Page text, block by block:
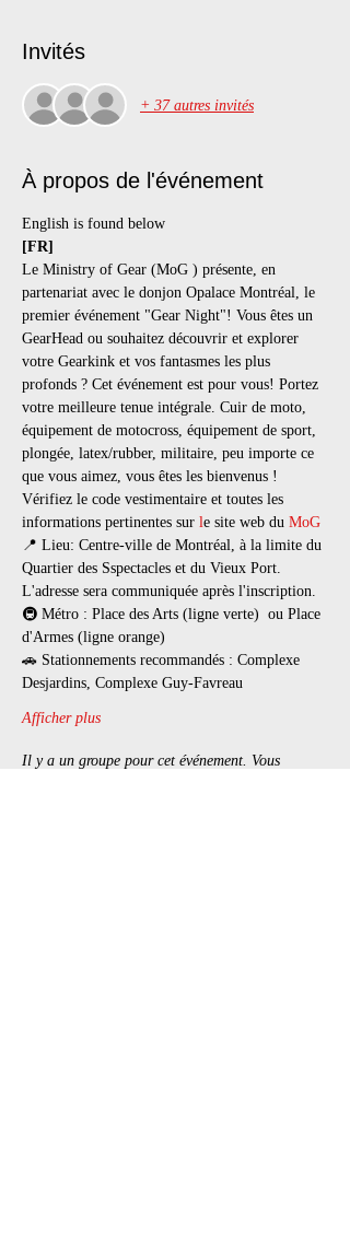
Invités
+ 37 autres invités
À propos de l'événement
English is found below
[FR]
Le Ministry of Gear (MoG ) présente, en
partenariat avec le donjon Opalace Montréal, le
premier événement "Gear Night"! Vous êtes un
GearHead ou souhaitez découvrir et explorer
votre Gearkink et vos fantasmes les plus
profonds ? Cet événement est pour vous! Portez
votre meilleure tenue intégrale. Cuir de moto,
équipement de motocross, équipement de sport,
plongée, latex/rubber, militaire, peu importe ce
que vous aimez, vous êtes les bienvenus !
Vérifiez le code vestimentaire et toutes les
informations pertinentes sur le site web du MoG
📍 Lieu: Centre-ville de Montréal, à la limite du
Quartier des Sspectacles et du Vieux Port.
L'adresse sera communiquée après l'inscription.
🚇 Métro : Place des Arts (ligne verte)  ou Place
d'Armes (ligne orange)
🚗 Stationnements recommandés : Complexe
Desjardins, Complexe Guy-Favreau
Afficher plus
Il y a un groupe pour cet événement. Vous